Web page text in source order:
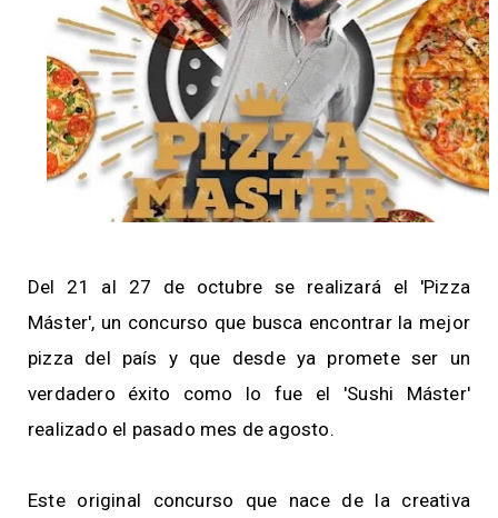
Del 21 al 27 de octubre se realizará el 'Pizza
Máster', un concurso que busca encontrar la mejor
pizza del país y que desde ya promete ser un
verdadero éxito como lo fue el 'Sushi Máster'
realizado el pasado mes de agosto.
Este original concurso que nace de la creativa